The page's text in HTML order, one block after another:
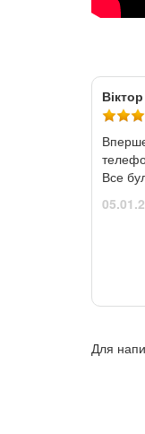
Віктор
Все
Для